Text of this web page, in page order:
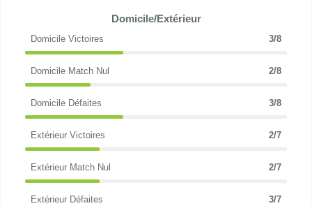
Domicile/Extérieur
Domicile Victoires 3/8
Domicile Match Nul 2/8
Domicile Défaites 3/8
Extérieur Victoires 2/7
Extérieur Match Nul 2/7
Extérieur Défaites 3/7